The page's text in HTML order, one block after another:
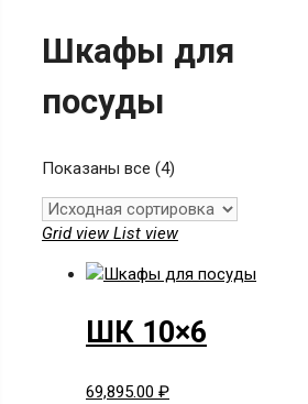
Шкафы для
посуды
Показаны все (4)
Grid view List view
ШК 10×6
69,895.00 ₽